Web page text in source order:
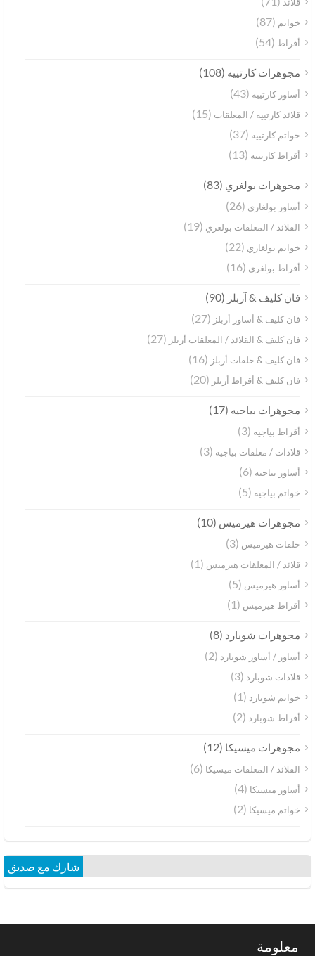
خواتم(87)
أقراط (54)
مجوهرات كارتييه(108)
أساور كارتييه(43)
قلائد كارتييه / المعلقات(15)
خواتم كارتييه(37)
أقراط كارتييه(13)
مجوهرات بولغري(83)
أساور بولغاري(26)
القلائد / المعلقات بولغري(19)
خواتم بولغاري(22)
أقراط بولغري(16)
فان كليف & آربلز (90)
فان كليف & أساور أربلز (27)
فان كليف & القلائد / المعلقات أربلز (27)
فان كليف & حلقات أربلز (16)
فان كليف & أقراط أربلز (20)
مجوهرات بياجيه(17)
أقراط بياجيه(3)
قلادات / معلقات بياجيه(3)
أساور بياجيه(6)
خواتم بياجيه(5)
مجوهرات هيرميس(10)
حلقات هيرميس(3)
قلائد / المعلقات هيرميس(1)
أساور هيرميس(5)
أقراط هيرميس(1)
مجوهرات شوبارد(8)
أساور / أساور شوبارد(2)
قلادات شوبارد(3)
خواتم شوبارد(1)
أقراط شوبارد(2)
مجوهرات ميسيكا(12)
القلائد / المعلقات ميسيكا(6)
أساور ميسيكا(4)
خواتم ميسيكا(2)
شارك مع صديق
معلومة